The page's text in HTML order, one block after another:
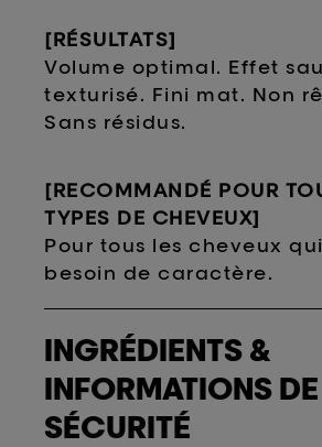
[RÉSULTATS]
Volume optimal. Effet
texturisé. Fini mat. Non
Sans résidus.
[RECOMMANDÉ POUR
TYPES DE CHEVEUX]
Pour tous les cheveux
besoin de caractère.
INGRÉDIENTS &
INFORMATIONS DE
SÉCURITÉ